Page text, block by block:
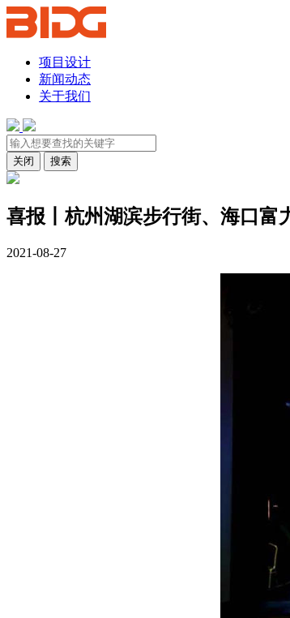
项目设计
新闻动态
关于我们
关闭 搜索
喜报丨杭州湖滨步行街、海口富
2021-08-27